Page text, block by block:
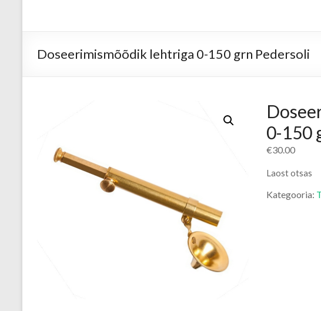
Doseerimismõõdik lehtriga 0-150 grn Pedersoli
0-150
€30.00
Laost otsas
Kategooria: